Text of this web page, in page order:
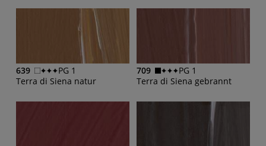
639
PG 1
Terra di Siena natur
709
PG 1
Terra di Siena gebrannt